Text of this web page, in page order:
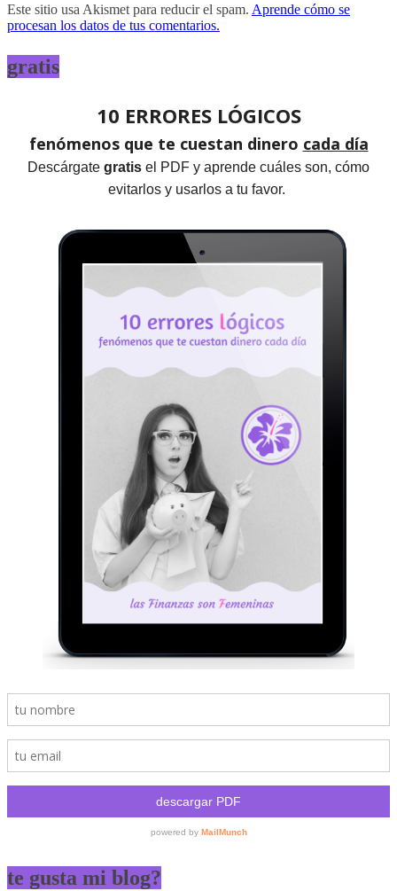
Este sitio usa Akismet para reducir el spam. Aprende cómo se
procesan los datos de tus comentarios.
gratis
te gusta mi blog?